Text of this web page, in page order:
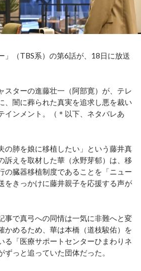
」（TBS系）の第6話が、18日に放送
ターの進藤壮一（阿部寛）が、テレ
、闇に葬られた真実を追求し悪を裁い
インメント。（＊以下、ネタバレあ
肺を娘に移植したい」という藤井真
訴えを取材した華（永野芽郁）は、移
の臓器移植制度であることを「ニュー
をきっかけに藤井親子を応援する声が
で真弓への同情は一気に非難へと変
かめるため、華は本橋（道枝駿佑）を
る「医療サポートセンターひまわりネ
ずっと追っていた団体だった。